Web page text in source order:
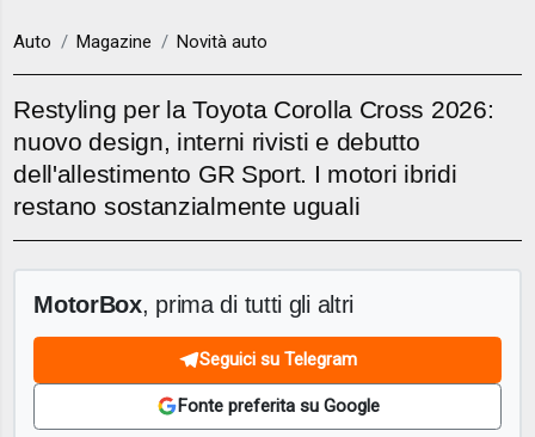
Auto Magazine Novità auto
Restyling per la Toyota Corolla Cross 2026:
nuovo design, interni rivisti e debutto
dell'allestimento GR Sport. I motori ibridi
restano sostanzialmente uguali
MotorBox, prima di tutti gli altri
Seguici su Telegram
Fonte preferita su Google